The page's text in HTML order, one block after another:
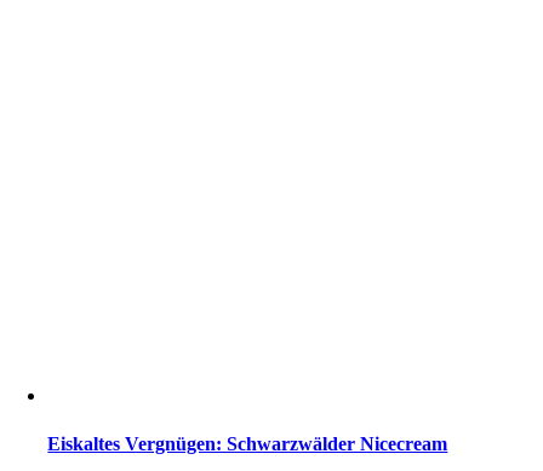
Eiskaltes Vergnügen: Schwarzwälder Nicecream